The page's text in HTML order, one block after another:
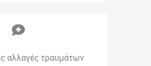
αλλαγές τραυμάτων